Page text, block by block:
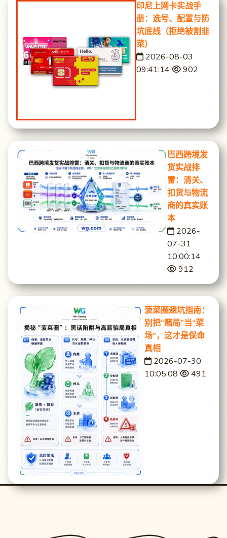
印尼上网卡实战手
册：选号、配置与防
坑底线（拒绝被割韭
菜）
2026-08-03
09:41:14
902
巴西跨境发
货实战排
雷：清关、
扣货与物流
商的真实账
本
2026-
07-31
10:00:14
912
菠菜圈避坑指南：
别把“赌局”当“菜
场”，这才是保命
真相
2026-07-30
10:05:08
491